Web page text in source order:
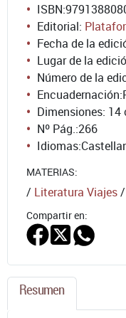
ISBN:
Editorial:
Fecha de la
Lugar de la
Número de la
Encuadernación:
Dimensiones: 14
Nº Pág.:266
Idiomas:
MATERIAS:
/ Literatura Viajes/
Compartir en:
Resumen